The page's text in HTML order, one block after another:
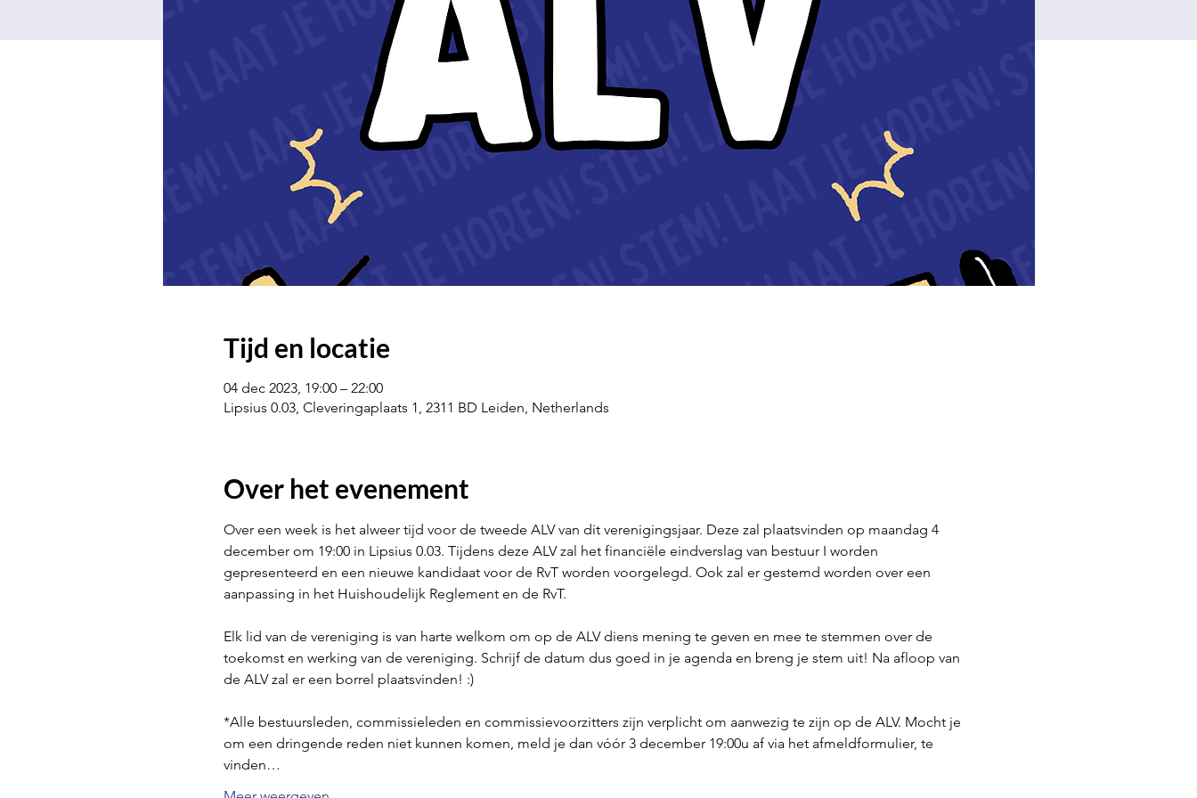
Tijd en locatie
04 dec 2023, 19:00 – 22:00
Lipsius 0.03, Cleveringaplaats 1, 2311 BD Leiden, Netherlands
Over het evenement
Over een week is het alweer tijd voor de tweede ALV van dit verenigingsjaar. Deze zal plaatsvinden op maandag 4
december om 19:00 in Lipsius 0.03. Tijdens deze ALV zal het financiële eindverslag van bestuur I worden
gepresenteerd en een nieuwe kandidaat voor de RvT worden voorgelegd. Ook zal er gestemd worden over een
aanpassing in het Huishoudelijk Reglement en de RvT.
Elk lid van de vereniging is van harte welkom om op de ALV diens mening te geven en mee te stemmen over de
toekomst en werking van de vereniging. Schrijf de datum dus goed in je agenda en breng je stem uit! Na afloop van
de ALV zal er een borrel plaatsvinden! :)
*Alle bestuursleden, commissieleden en commissievoorzitters zijn verplicht om aanwezig te zijn op de ALV. Mocht je
om een dringende reden niet kunnen komen, meld je dan vóór 3 december 19:00u af via het afmeldformulier, te
vinden…